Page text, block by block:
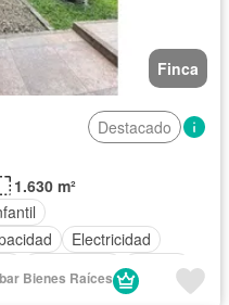
Finca
Destacado
1.630 m²
Electricidad
Piscina
Bienes Raíces